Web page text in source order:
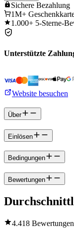
Sichere Bezahlung
1M+
1.000+ 5-Sterne-
Unterstützte
Website besuchen
Über
Einlösen
Bedingungen
Bewertungen
4.418 Bewertungen